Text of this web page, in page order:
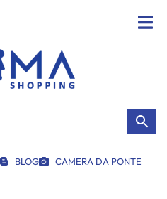
BLOG CAMERA DA PONTE